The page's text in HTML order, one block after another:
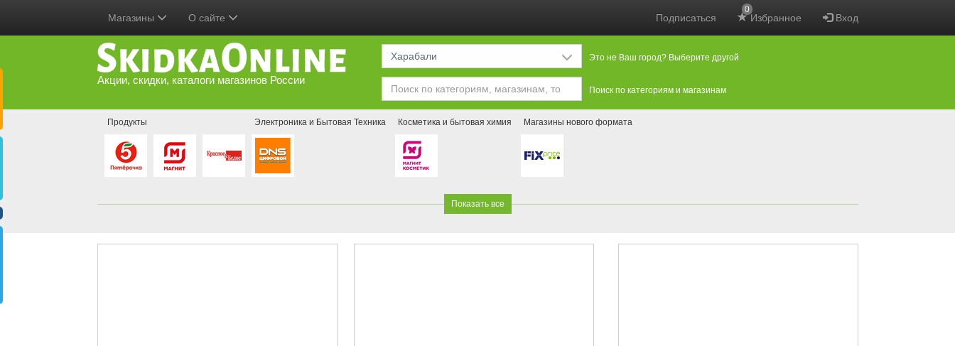
Подписаться Избранное
0
Вход
Магазины О сайте
Акции, скидки, каталоги магазинов России
Харабали Это не Ваш город? Выберите другой
Поиск по категориям и магазинам
Продукты Электроника и Бытовая Техника Косметика и бытовая химия Магазины нового формата
Показать все